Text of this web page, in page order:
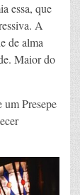
essa, que
A
de alma
Maior do
Presepe